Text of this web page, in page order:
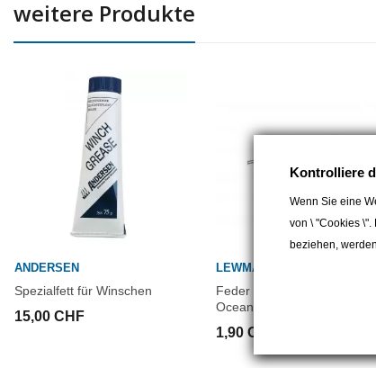
weitere Produkte
ANDERSEN
Spezialfett für Winschen
15,00 CHF
LEWMAR
Feder für Klinke für Lewmar
Ocean Self-Tailing Winschen
1,90 CHF
Kontrolliere
Wenn Sie eine
von \ "Cookies \".
beziehen,